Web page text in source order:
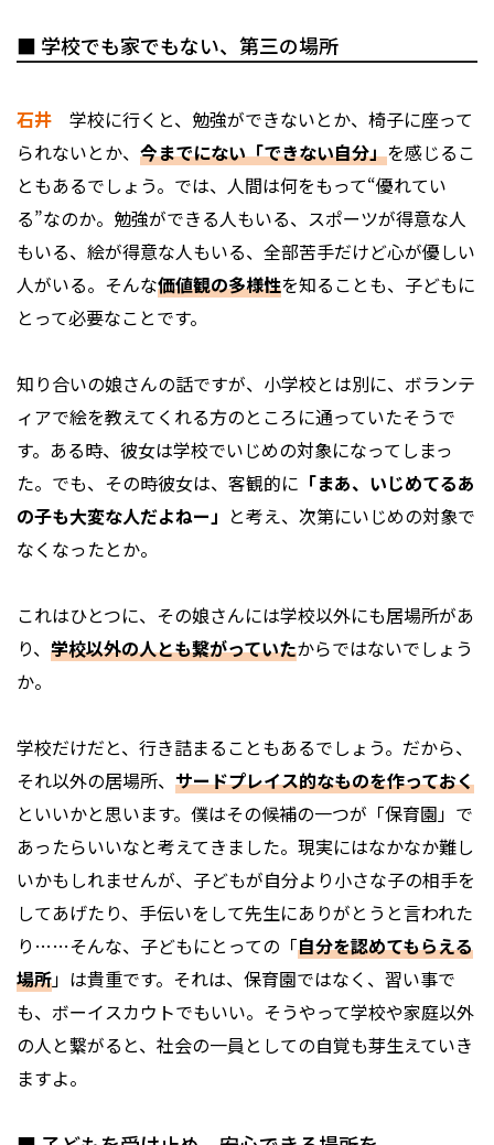
■ 学校でも家でもない、第三の場所
石井 学校に行くと、勉強ができないとか、椅子に座って
られないとか、 今までにない「できない自分」を感じるこ
ともあるでしょう。では、人間は何をもって“優れてい
る”なのか。勉強ができる人もいる、スポーツが得意な人
もいる、絵が得意な人もいる、全部苦手だけど心が優しい
人がいる。そんな価値観の多様性を知ることも、子どもに
とって必要なことです。
知り合いの娘さんの話ですが、小学校とは別に、ボランテ
ィアで絵を教えてくれる方のところに通っていたそうで
す。ある時、彼女は学校でいじめの対象になってしまっ
た。でも、その時彼女は、客観的に 「まあ、いじめてるあ
の子も大変な人だよねー」 と考え、次第にいじめの対象で
なくなったとか。
これはひとつに、その娘さんには学校以外にも居場所があ
り、 学校以外の人とも繋がっていたからではないでしょう
か。
学校だけだと、行き詰まることもあるでしょう。だから、
それ以外の居場所、 サードプレイス的なものを作っておく
といいかと思います。僕はその候補の一つが「保育園」で
あったらいいなと考えてきました。現実にはなかなか難し
いかもしれませんが、子どもが自分より小さな子の相手を
してあげたり、手伝いをして先生にありがとうと言われた
り……そんな、子どもにとっての「自分を認めてもらえる
場所」は貴重です。それは、保育園ではなく、習い事で
も、ボーイスカウトでもいい。そうやって学校や家庭以外
の人と繋がると、社会の一員としての自覚も芽生えていき
ますよ。